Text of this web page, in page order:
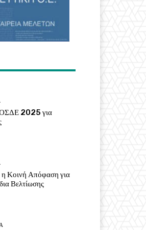
ΟΣΔΕ 2025 για
Κοινή Απόφαση για
Βελτίωσης